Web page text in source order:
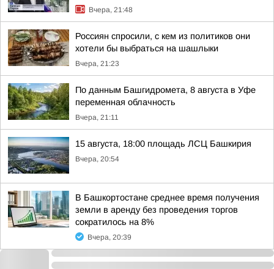
Вчера, 21:48
Россиян спросили, с кем из политиков они
хотели бы выбраться на шашлыки
Вчера, 21:23
По данным Башгидромета, 8 августа в Уфе
переменная облачность
Вчера, 21:11
15 августа, 18:00 площадь ЛСЦ Башкирия
Вчера, 20:54
В Башкортостане среднее время получения
земли в аренду без проведения торгов
сократилось на 8%
Вчера, 20:39